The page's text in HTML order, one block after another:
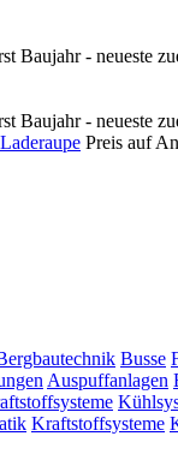
Baujahr - neueste
Baujahr - neueste
Preis auf
Busse
Auspuffanlagen
Kraftstoffsysteme